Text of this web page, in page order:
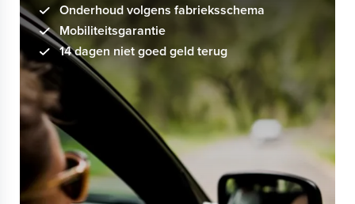
Onderhoud volgens fabrieksschema
Mobiliteitsgarantie
14 dagen niet goed geld terug